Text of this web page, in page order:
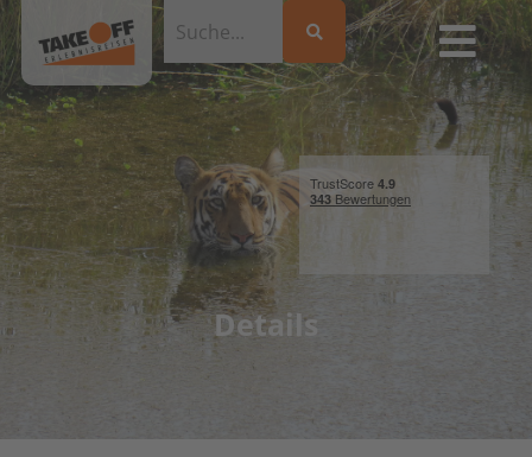
Details